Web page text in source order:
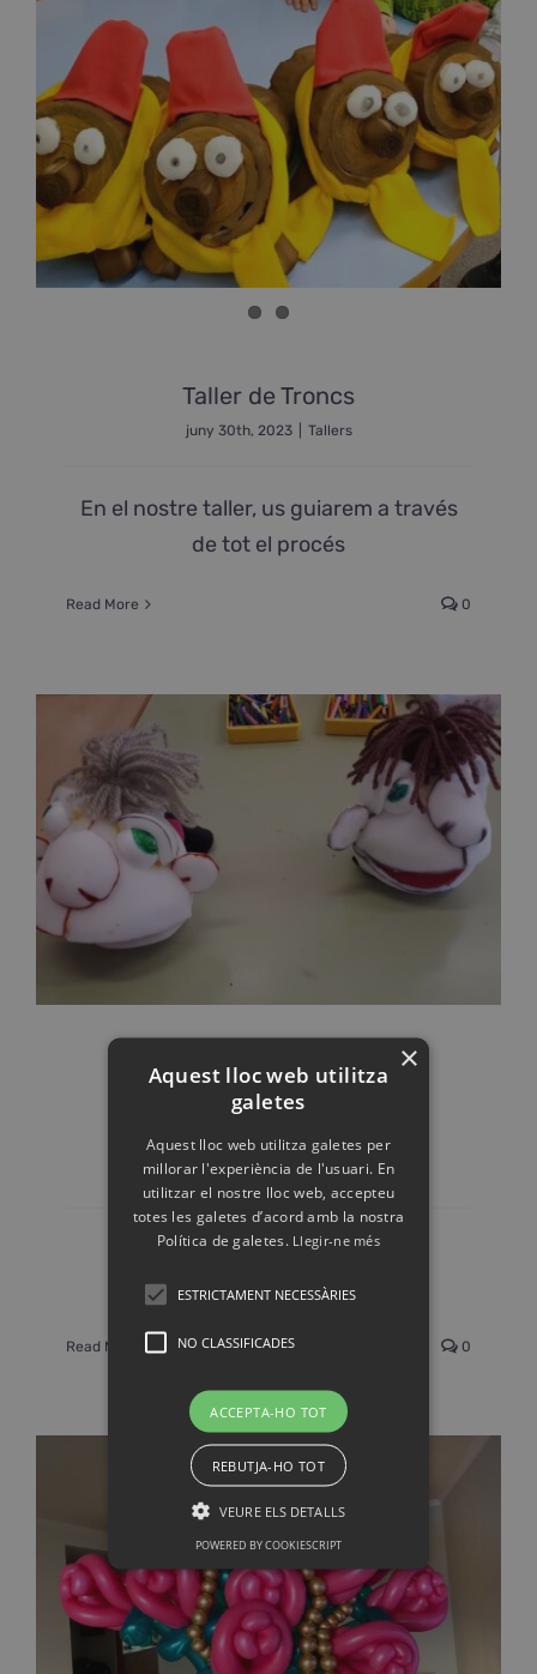
Taller de Troncs
juny 30th, 2023 Tallers
En el nostre taller, us guiarem a través
de tot el procés
Read More 0
Taller de Titelles
juny 30th, 2023 | Tallers
En el nostre taller de titelles, us
convidem a endinsar-vos en el
Read More 0
×
Aquest lloc web utilitza
galetes
Aquest lloc web utilitza galetes per
millorar l'experiència de l'usuari. En
utilitzar el nostre lloc web, accepteu
totes les galetes d’acord amb la nostra
Política de galetes. Llegir-ne més
ESTRICTAMENT NECESSÀRIES
NO CLASSIFICADES
ACCEPTA-HO TOT
REBUTJA-HO TOT
VEURE ELS DETALLS
POWERED BY COOKIESCRIPT